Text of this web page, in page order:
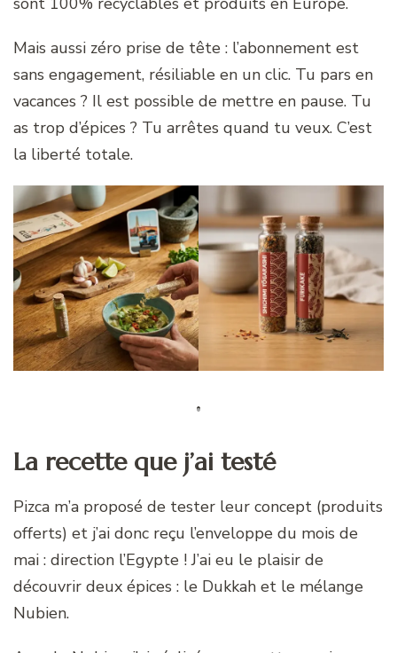
Mais aussi zéro prise de tête : l’abonnement est
sans engagement, résiliable en un clic. Tu pars en
vacances ? Il est possible de mettre en pause. Tu
as trop d’épices ? Tu arrêtes quand tu veux. C’est
la liberté totale.
La recette que j’ai testé
Pizca m’a proposé de tester leur concept (produits
offerts) et j’ai donc reçu l’enveloppe du mois de
mai : direction l’Egypte ! J’ai eu le plaisir de
découvrir deux épices : le Dukkah et le mélange
Nubien.